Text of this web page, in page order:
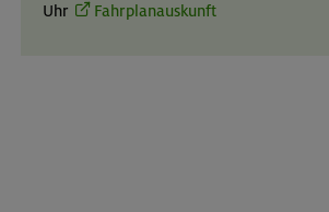
Uhr
Fahrplanauskunft